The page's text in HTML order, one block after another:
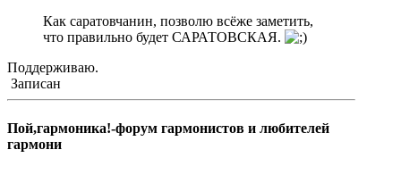
Как саратовчанин, позволю всёже заметить,
что правильно будет САРАТОВСКАЯ.
Поддерживаю.
Записан
Пой,гармоника!-форум гармонистов и любителей
гармони